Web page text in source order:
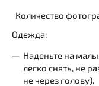
Количество
Одежда:
Наденьте на
легко снять, не
не через голову).